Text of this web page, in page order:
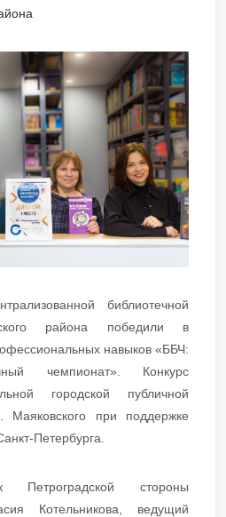
библиотечной
района победили в
навыков «ББЧ:
чемпионат». Конкурс
городской публичной
при поддержке
Петербурга.
Петроградской стороны
Котельникова, ведущий